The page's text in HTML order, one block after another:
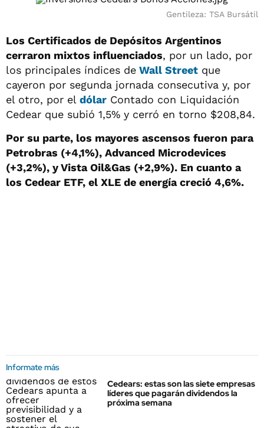
Gentileza: TSA Bursátil
Los Certificados de Depósitos Argentinos
cerraron mixtos influenciados, por un lado, por
los principales índices de Wall Street que
cayeron por segunda jornada consecutiva y, por
el otro, por el dólar Contado con Liquidación
Cedear que subió 1,5% y cerró en torno $208,84.
Por su parte, los mayores ascensos fueron para
Petrobras (+4,1%), Advanced Microdevices
(+3,2%), y Vista Oil&Gas (+2,9%). En cuanto a
los Cedear ETF, el XLE de energía creció 4,6%.
Informate más
Cedears: estas son las siete empresas
líderes que pagarán dividendos la
próxima semana